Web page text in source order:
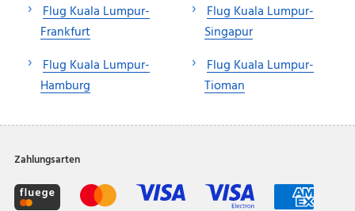
Flug Kuala Lumpur-
Frankfurt
Flug Kuala Lumpur-
Hamburg
Flug Kuala Lumpur-
Singapur
Flug Kuala Lumpur-
Tioman